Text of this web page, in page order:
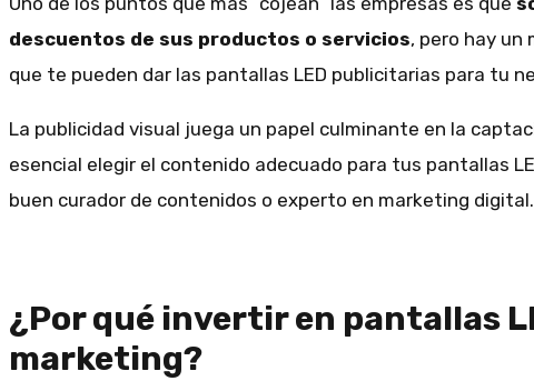
descuentos de sus productos o servicios, pero hay un
que te pueden dar las pantallas LED publicitarias para tu
La publicidad visual juega un papel culminante en la
esencial elegir el contenido adecuado para tus pantallas
buen curador de contenidos o experto en marketing digital.
¿Por qué invertir en pantallas
marketing?